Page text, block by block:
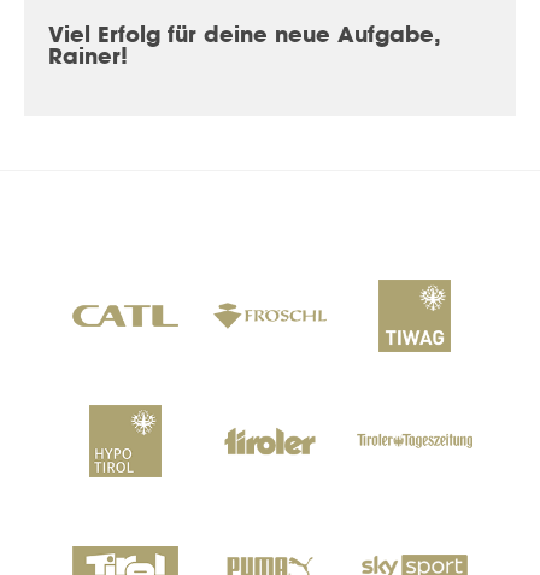
Viel Erfolg für deine neue Aufgabe,
Rainer!